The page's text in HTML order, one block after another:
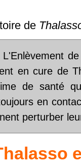
de
en cure de
de santé
en
perturber